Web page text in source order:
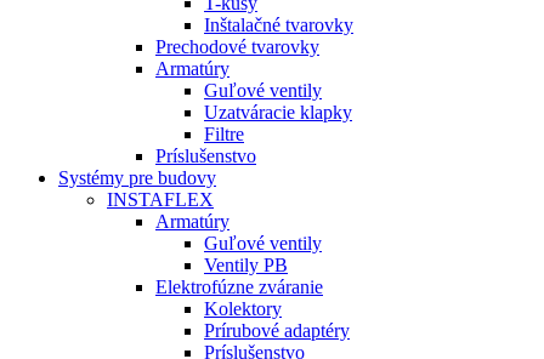
Inštalačné tvarovky
Prechodové tvarovky
Armatúry
Guľové ventily
Uzatváracie klapky
Filtre
Príslušenstvo
Systémy pre budovy
INSTAFLEX
Armatúry
Guľové ventily
Ventily PB
Elektrofúzne zváranie
Kolektory
Prírubové adaptéry
Príslušenstvo